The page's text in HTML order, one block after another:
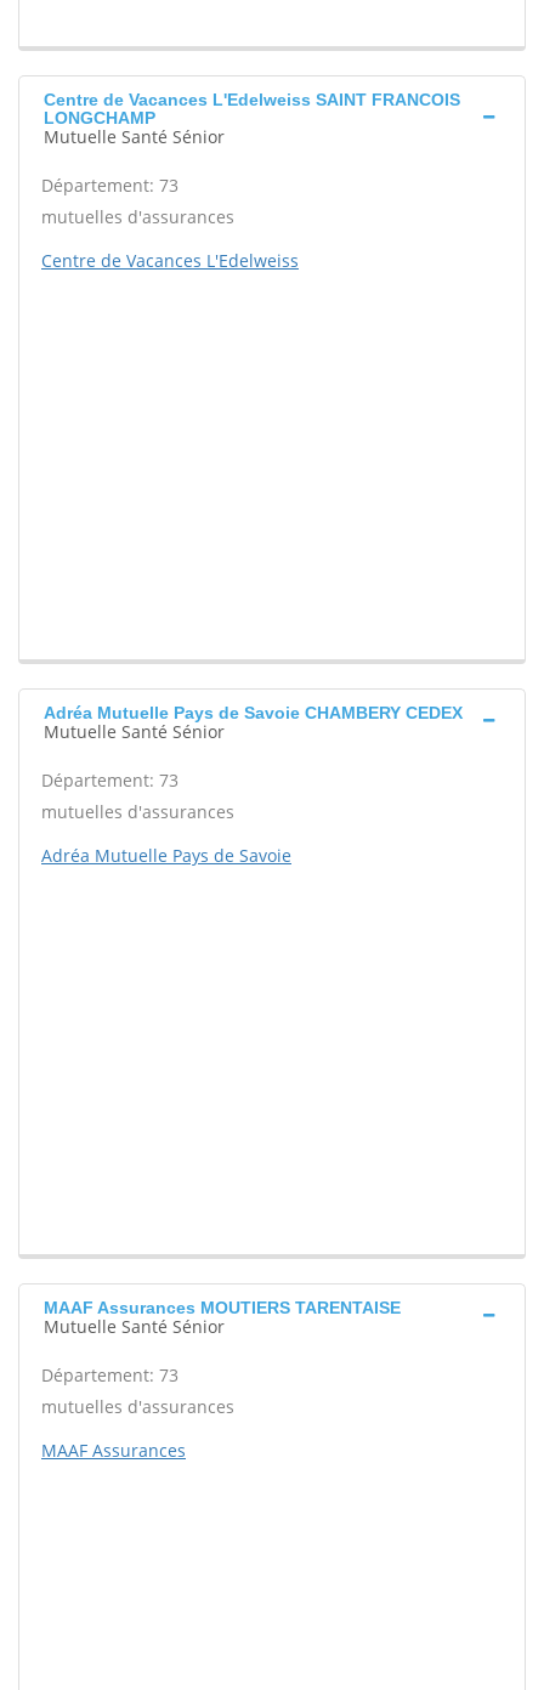
Centre de Vacances L'Edelweiss SAINT FRANCOIS
LONGCHAMP
Mutuelle Santé Sénior
Département: 73
mutuelles d'assurances
Centre de Vacances L'Edelweiss
Adréa Mutuelle Pays de Savoie CHAMBERY CEDEX
Mutuelle Santé Sénior
Département: 73
mutuelles d'assurances
Adréa Mutuelle Pays de Savoie
MAAF Assurances MOUTIERS TARENTAISE
Mutuelle Santé Sénior
Département: 73
mutuelles d'assurances
MAAF Assurances